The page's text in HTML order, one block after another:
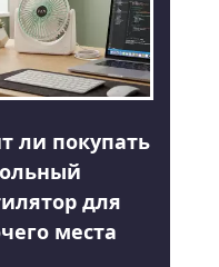
ли покупать
для
места